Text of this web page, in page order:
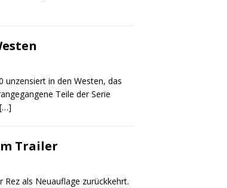
unzensiert in den Westen, das
Teile der Serie
[…]
Trailer
als Neuauflage zurückkehrt.